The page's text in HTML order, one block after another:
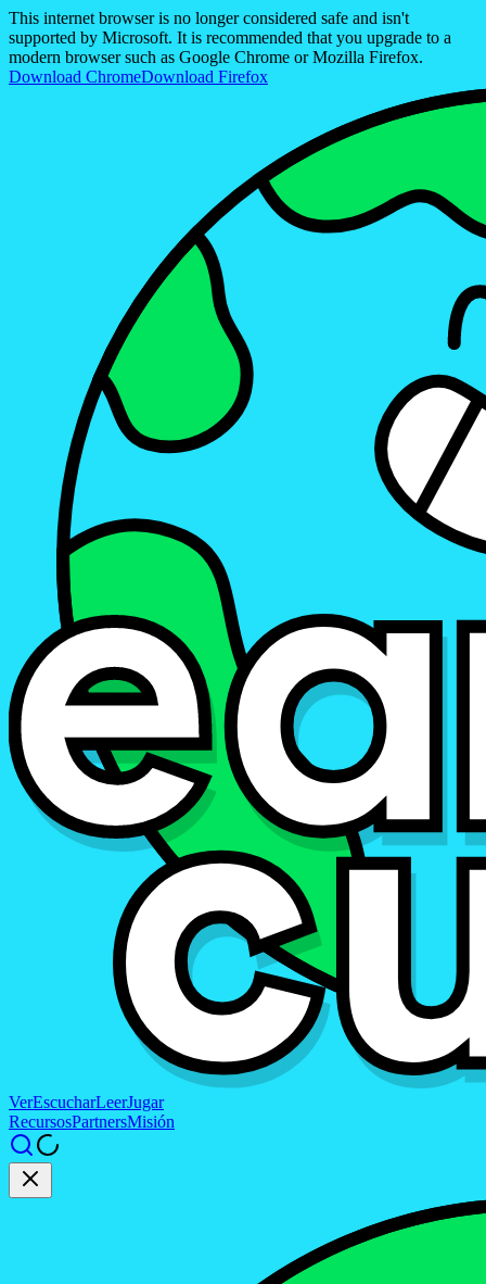
This internet browser is no longer considered safe and isn't
supported by Microsoft. It is recommended that you upgrade to a
modern browser such as Google Chrome or Mozilla Firefox.
Download ChromeDownload Firefox
VerEscucharLeerJugar
RecursosPartnersMisión